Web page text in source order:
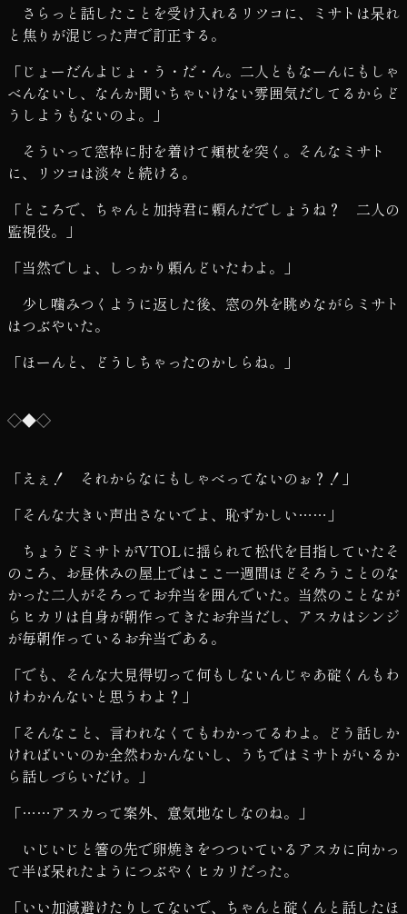
さらっと話したことを受け入れるリツコに、ミサトは呆れ
と焦りが混じった声で訂正する。
「じょーだんよじょ・う・だ・ん。二人ともなーんにもしゃ
べんないし、なんか聞いちゃいけない雰囲気だしてるからど
うしようもないのよ。」
そういって窓枠に肘を着けて頬杖を突く。そんなミサト
に、リツコは淡々と続ける。
「ところで、ちゃんと加持君に頼んだでしょうね？ 二人の
監視役。」
「当然でしょ、しっかり頼んどいたわよ。」
少し噛みつくように返した後、窓の外を眺めながらミサト
はつぶやいた。
「ほーんと、どうしちゃったのかしらね。」
◇◆◇
「えぇ！ それからなにもしゃべってないのぉ？！」
「そんな大きい声出さないでよ、恥ずかしい……」
ちょうどミサトがVTOLに揺られて松代を目指していたそ
のころ、お昼休みの屋上ではここ一週間ほどそろうことのな
かった二人がそろってお弁当を囲んでいた。当然のことなが
らヒカリは自身が朝作ってきたお弁当だし、アスカはシンジ
が毎朝作っているお弁当である。
「でも、そんな大見得切って何もしないんじゃあ碇くんもわ
けわかんないと思うわよ？」
「そんなこと、言われなくてもわかってるわよ。どう話しか
ければいいのか全然わかんないし、うちではミサトがいるか
ら話しづらいだけ。」
「……アスカって案外、意気地なしなのね。」
いじいじと箸の先で卵焼きをつついているアスカに向かっ
て半ば呆れたようにつぶやくヒカリだった。
「いい加減避けたりしてないで、ちゃんと碇くんと話したほ